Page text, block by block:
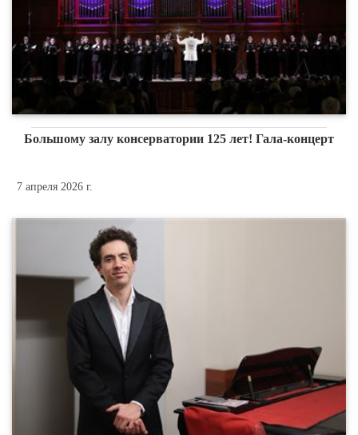
Большому залу консерватории 125 лет! Гала-концерт
7 апреля 2026 г.